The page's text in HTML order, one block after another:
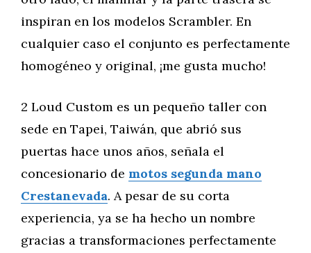
inspiran en los modelos Scrambler. En
cualquier caso el conjunto es perfectamente
homogéneo y original, ¡me gusta mucho!
2 Loud Custom es un pequeño taller con
sede en Tapei, Taiwán, que abrió sus
puertas hace unos años, señala el
concesionario de motos segunda mano
Crestanevada. A pesar de su corta
experiencia, ya se ha hecho un nombre
gracias a transformaciones perfectamente